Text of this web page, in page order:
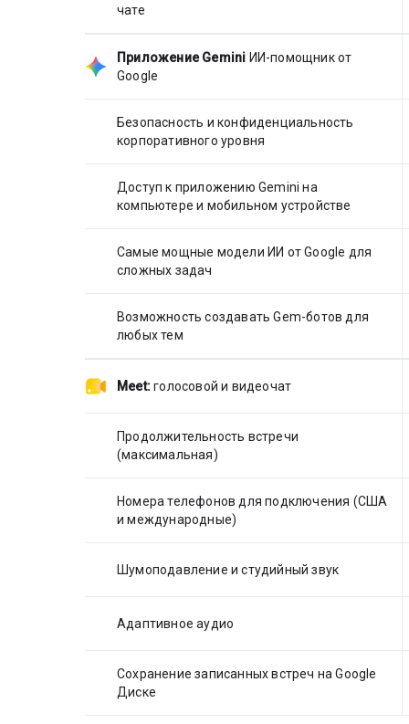
чате
Приложение Gemini ИИ-помощник от
Google
Безопасность и конфиденциальность
корпоративного уровня
Доступ к приложению Gemini на
компьютере и мобильном устройстве
Самые мощные модели ИИ от Google для
сложных задач
Возможность создавать Gem-ботов для
любых тем
Meet: голосовой и видеочат
Продолжительность встречи
(максимальная)
Номера телефонов для подключения (США
и международные)
Шумоподавление и студийный звук
Адаптивное аудио
Сохранение записанных встреч на Google
Диске